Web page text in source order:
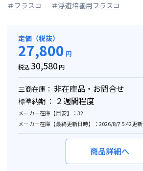
＃フラスコ
＃浮遊培養用フラスコ
定価（税抜）
27,800 円
税込 30,580円
三商在庫： 非在庫品・お問合せ
標準納期 ： ２週間程度
メーカー在庫【目安】：32
メーカー在庫【最終更新日時】：2026/8/7 5:42更新
商品詳細へ